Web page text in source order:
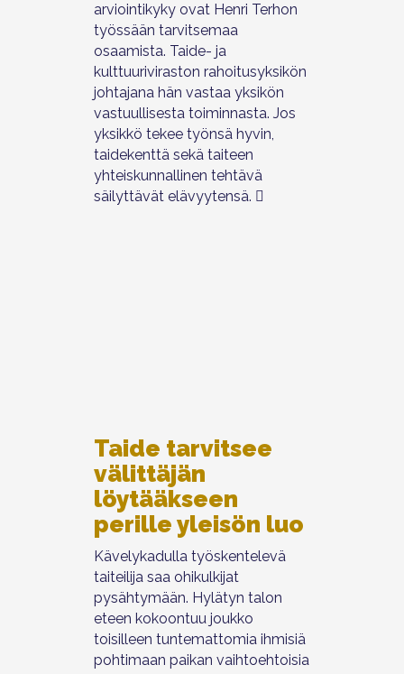
arviointikyky ovat Henri Terhon
työssään tarvitsemaa
osaamista. Taide- ja
kulttuuriviraston rahoitusyksikön
johtajana hän vastaa yksikön
vastuullisesta toiminnasta. Jos
yksikkö tekee työnsä hyvin,
taidekenttä sekä taiteen
yhteiskunnallinen tehtävä
säilyttävät elävyytensä.
Taide tarvitsee
välittäjän
löytääkseen
perille yleisön luo
Kävelykadulla työskentelevä
taiteilija saa ohikulkijat
pysähtymään. Hylätyn talon
eteen kokoontuu joukko
toisilleen tuntemattomia ihmisiä
pohtimaan paikan vaihtoehtoisia